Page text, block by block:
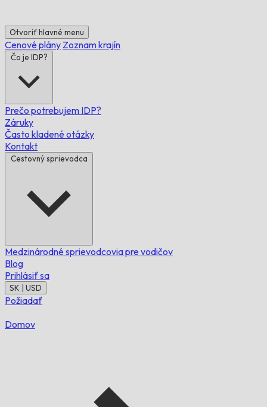
Otvoriť hlavné menu
Cenové plány Zoznam krajín
Čo je IDP?
Prečo potrebujem IDP?
Záruky
Často kladené otázky
Kontakt
Cestovný sprievodca
Medzinárodné sprievodcovia pre vodičov
Blog
Prihlásiť sa
SK | USD
Požiadať
Domov